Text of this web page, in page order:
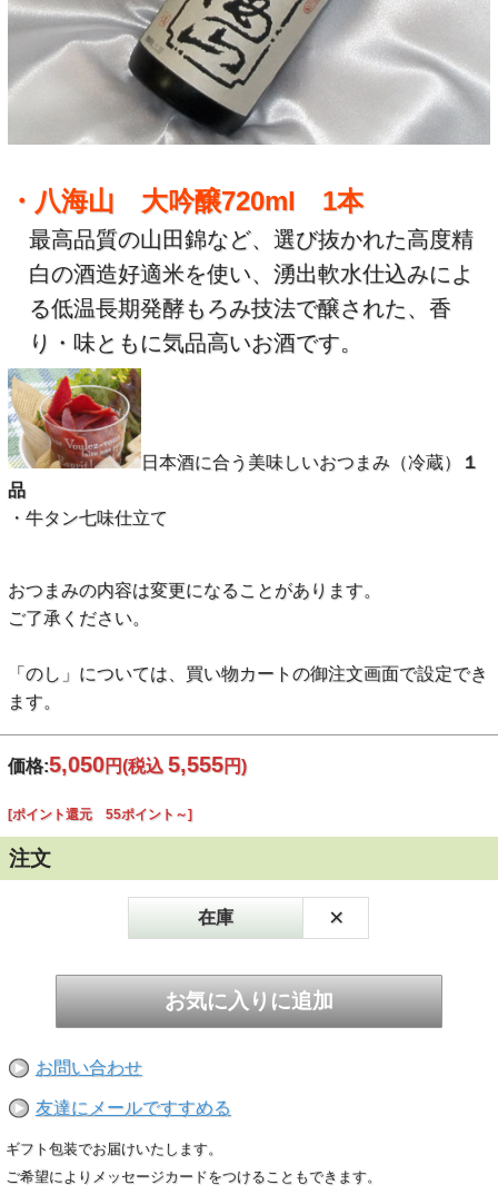
・八海山 大吟醸720ml 1本
最高品質の山田錦など、選び抜かれた高度精
白の酒造好適米を使い、湧出軟水仕込みによ
る低温長期発酵もろみ技法で醸された、香
り・味ともに気品高いお酒です。
日本酒に合う美味しいおつまみ（冷蔵）
１
品
・牛タン七味仕立て
おつまみの内容は変更になることがあります。
ご了承ください。
「のし」については、買い物カートの御注文画面で設定でき
ます。
価格:5,050円(税込 5,555円)
[ポイント還元 55ポイント～]
注文
在庫 ×
お問い合わせ
友達にメールですすめる
ギフト包装でお届けいたします。
ご希望によりメッセージカードをつけることもできます。